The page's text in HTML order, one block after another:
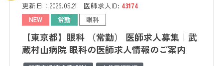
更新日： 2026.05.21 医師求人ID: 43174
NEW 常勤 眼科
【東京都】眼科 （常勤） 医師求人募集｜武
蔵村山病院 眼科の医師求人情報のご案内